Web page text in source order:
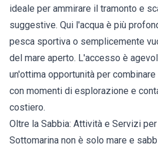
ideale per ammirare il tramonto e
suggestive. Qui l'acqua è più
pesca sportiva o semplicemente
del mare aperto. L'accesso è
un'ottima opportunità per
con momenti di esplorazione e
costiero.
Oltre la Sabbia: Attività e Servizi
Sottomarina non è solo mare e